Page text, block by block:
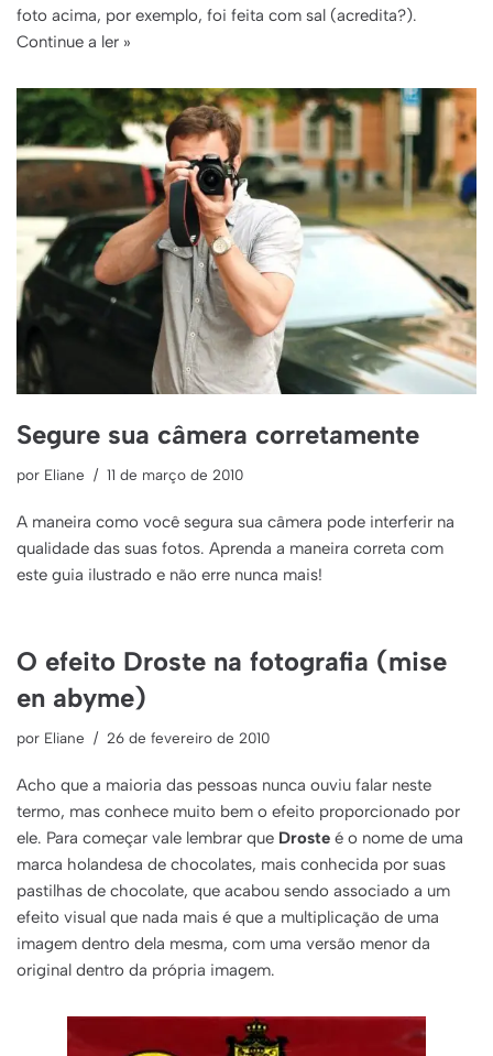
foto acima, por exemplo, foi feita com sal (acredita?).
Continue a ler »
Segure sua câmera corretamente
por Eliane 11 de março de 2010
A maneira como você segura sua câmera pode interferir na
qualidade das suas fotos. Aprenda a maneira correta com
este guia ilustrado e não erre nunca mais!
O efeito Droste na fotografia (mise
en abyme)
por Eliane 26 de fevereiro de 2010
Acho que a maioria das pessoas nunca ouviu falar neste
termo, mas conhece muito bem o efeito proporcionado por
ele. Para começar vale lembrar que Droste é o nome de uma
marca holandesa de chocolates, mais conhecida por suas
pastilhas de chocolate, que acabou sendo associado a um
efeito visual que nada mais é que a multiplicação de uma
imagem dentro dela mesma, com uma versão menor da
original dentro da própria imagem.